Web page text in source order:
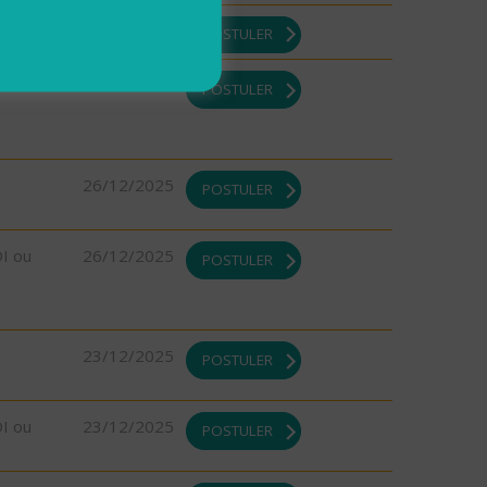
POSTULER
POSTULER
26/12/2025 POSTULER
ou
26/12/2025 POSTULER
23/12/2025 POSTULER
ou
23/12/2025 POSTULER